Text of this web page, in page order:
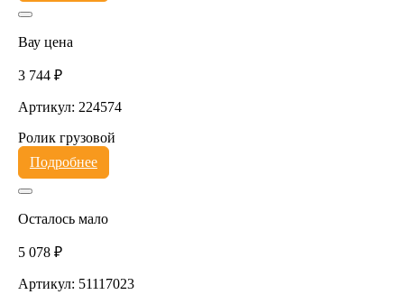
Вау цена
3 744 ₽
Артикул: 224574
Ролик грузовой
Подробнее
Осталось мало
5 078 ₽
Артикул: 51117023